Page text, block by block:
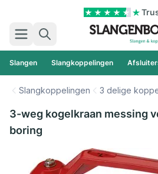
Zoek
Slangen Slangkoppelingen
Slangkoppelingen 3 delige
3-weg kogelkraan messing
boring